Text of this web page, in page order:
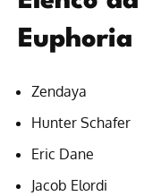
Euphoria
Zendaya
Hunter Schafer
Eric Dane
Jacob Elordi